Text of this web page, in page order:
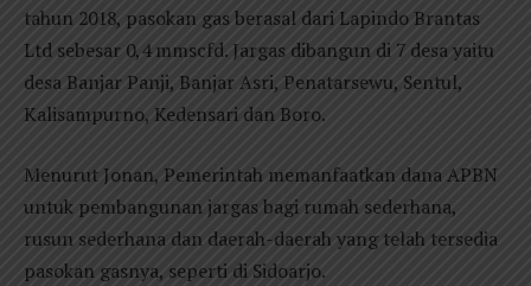
tahun 2018, pasokan gas berasal dari Lapindo Brantas
Ltd sebesar 0,4 mmscfd. Jargas dibangun di 7 desa yaitu
desa Banjar Panji, Banjar Asri, Penatarsewu, Sentul,
Kalisampurno, Kedensari dan Boro.
Menurut Jonan, Pemerintah memanfaatkan dana APBN
untuk pembangunan jargas bagi rumah sederhana,
rusun sederhana dan daerah-daerah yang telah tersedia
pasokan gasnya, seperti di Sidoarjo.